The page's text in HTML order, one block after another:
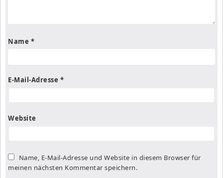
Name *
E-Mail-Adresse *
Website
Name, E-Mail-Adresse und Website in diesem Browser für
meinen nächsten Kommentar speichern.